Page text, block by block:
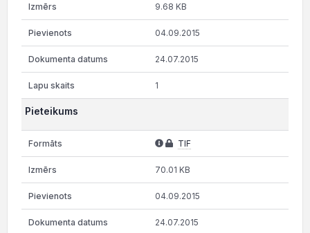
9.68 KB
04.09.2015
24.07.2015
1
Pieteikums
TIF
70.01 KB
04.09.2015
24.07.2015